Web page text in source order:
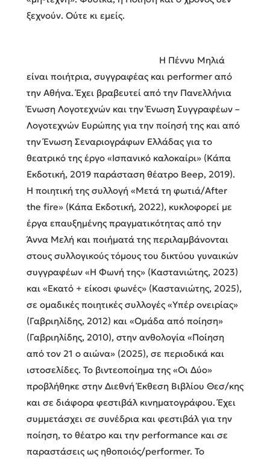
ξεχνούν. Ούτε κι εμείς.
Η Πέννυ Μηλιά
είναι ποιήτρια, συγγραφέας και performer από
την Αθήνα. Έχει βραβευτεί από την Πανελλήνια
Ένωση Λογοτεχνών και την Ένωση Συγγραφέων –
Λογοτεχνών Ευρώπης για την ποίησή της και από
την Ένωση Σεναριογράφων Ελλάδας για το
θεατρικό της έργο «Ισπανικό καλοκαίρι» (Κάπα
Εκδοτική, 2019 παράσταση θέατρο Beep, 2019).
Η ποιητική της συλλογή «Μετά τη φωτιά/After
the fire» (Κάπα Εκδοτική, 2022), κυκλοφορεί με
έργα επαυξημένης πραγματικότητας από την
Άννα Μελή και ποιήματά της περιλαμβάνονται
στους συλλογικούς τόμους του δικτύου γυναικών
συγγραφέων «Η Φωνή της» (Καστανιώτης, 2023)
και «Εκατό + είκοσι φωνές» (Καστανιώτης, 2025),
σε ομαδικές ποιητικές συλλογές «Υπέρ ονειρίας»
(Γαβριηλίδης, 2012) και «Ομάδα από ποίηση»
(Γαβριηλίδης, 2010), στην ανθολογία «Ποίηση
από τον 21 ο αιώνα» (2025), σε περιοδικά και
ιστοσελίδες. Το βιντεοποίημα της «Οι Δύο»
προβλήθηκε στην Διεθνή Έκθεση Βιβλίου Θεσ/κης
και σε διάφορα φεστιβάλ κινηματογράφου. Έχει
συμμετάσχει σε συνέδρια και φεστιβάλ για την
ποίηση, το θέατρο και την performance και σε
παραστάσεις ως ηθοποιός/performer. Το